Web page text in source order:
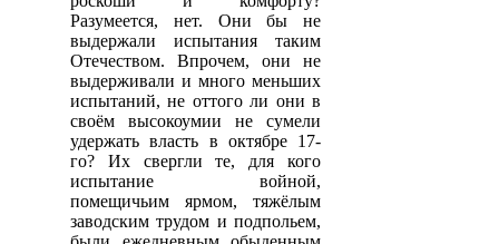
Разумеется, нет. Они бы не
выдержали испытания таким
Отечеством. Впрочем, они не
выдерживали и много меньших
испытаний, не оттого ли они в
своём высокоумии не сумели
удержать власть в октябре 17-
го? Их свергли те, для кого
испытание войной,
помещичьим ярмом, тяжёлым
заводским трудом и подпольем,